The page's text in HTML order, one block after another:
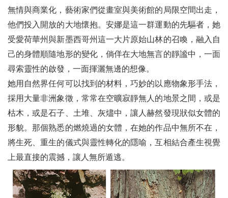
無情與商業化，藝術家們從畫室與美術館的局限空間出走，
他們投入開放的大地懷抱。安娜是這一群運動的先驅者，她
受愛荷華州與新墨西哥州這一大片原始山林的召喚，融入自
己的身體順隨地形的變化，倘佯在大地無言的靜謐中，一面
尋索靈性的啟發，一面揮灑無邊的想像。
她用自然界任何可以找到的材料，巧妙的以應物象形手法，
採用大量非洲象徵，常常在空曠寂靜無人的地景之間，或是
枯木，或是石子、土堆、灰燼中，讓人赫然發現狀似女體的
形貌。那個熟悉的燃燒過的女體，在她的作品中無所不在，
將生死、重生的儀式與靈性轉化的隱喻，互相結合產生視覺
上最直接的震撼，讓人無所遁逃。